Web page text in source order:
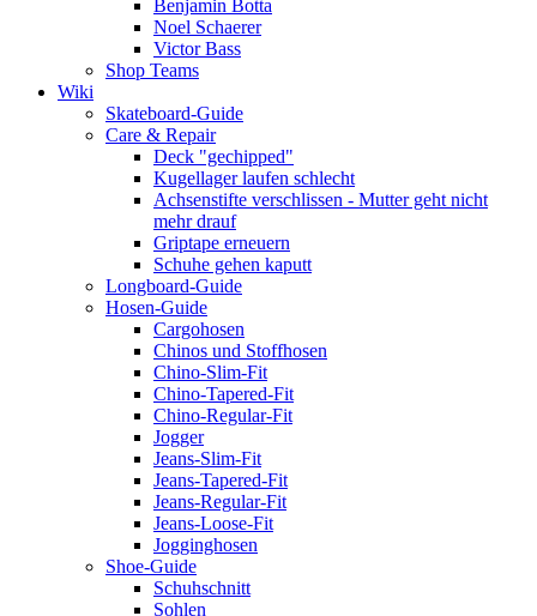
Benjamin Botta
Noel Schaerer
Victor Bass
Shop Teams
Wiki
Skateboard-Guide
Care & Repair
Deck "gechipped"
Kugellager laufen schlecht
Achsenstifte verschlissen - Mutter geht nicht
mehr drauf
Griptape erneuern
Schuhe gehen kaputt
Longboard-Guide
Hosen-Guide
Cargohosen
Chinos und Stoffhosen
Chino-Slim-Fit
Chino-Tapered-Fit
Chino-Regular-Fit
Jogger
Jeans-Slim-Fit
Jeans-Tapered-Fit
Jeans-Regular-Fit
Jeans-Loose-Fit
Jogginghosen
Shoe-Guide
Schuhschnitt
Sohlen